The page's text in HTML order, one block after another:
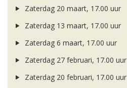
Zaterdag 20 maart, 17.00 uur
Zaterdag 13 maart, 17.00 uur
Zaterdag 6 maart, 17.00 uur
Zaterdag 27 februari, 17.00 uur
Zaterdag 20 februari, 17.00 uur